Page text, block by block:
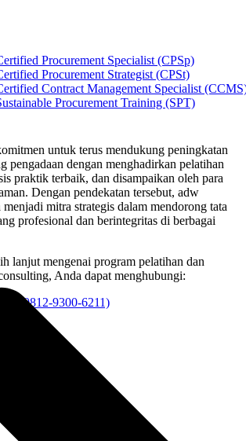
Procurement Specialist (CPSp)
Procurement Strategist (CPSt)
Contract Management Specialist
Procurement Training (SPT)
untuk terus mendukung peningkatan
pengadaan dengan menghadirkan pelatihan
praktik terbaik, dan disampaikan oleh para
Dengan pendekatan tersebut, adw
mitra strategis dalam mendorong tata
profesional dan berintegritas di berbagai
lanjut mengenai program pelatihan dan
Anda dapat menghubungi:
(0812-9300-6211)